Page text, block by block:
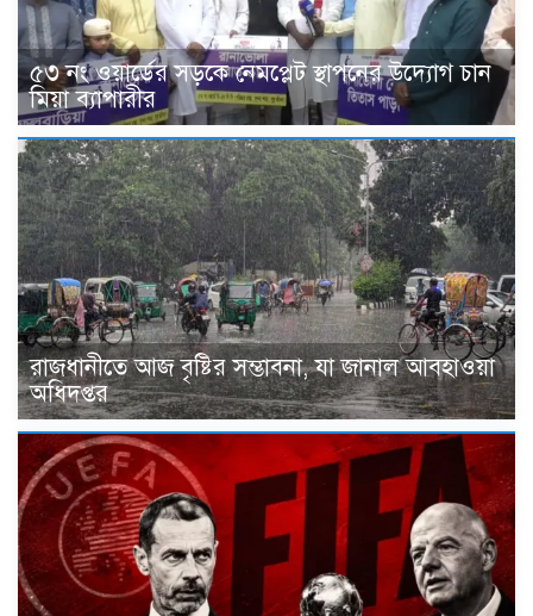
৫৩ নং ওয়ার্ডের সড়কে নেমপ্লেট স্থাপনের উদ্যোগ চান
মিয়া ব্যাপারীর
রাজধানীতে আজ বৃষ্টির সম্ভাবনা, যা জানাল আবহাওয়া
অধিদপ্তর